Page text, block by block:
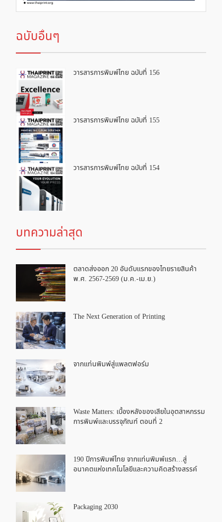
ฉบับอื่นๆ
วารสารการพิมพ์ไทย ฉบับที่ 156
วารสารการพิมพ์ไทย ฉบับที่ 155
วารสารการพิมพ์ไทย ฉบับที่ 154
บทความล่าสุด
ตลาดส่งออก 20 อันดับแรกของไทยรายสินค้า
พ.ศ. 2567-2569 (ม.ค.-เม.ย.)
The Next Generation of Printing
จากแท่นพิมพ์สู่แพลตฟอร์ม
Waste Matters: เบื้องหลังของเสียในอุตสาหกรรม
การพิมพ์และบรรจุภัณฑ์ ตอนที่ 2
190 ปีการพิมพ์ไทย จากแท่นพิมพ์แรก…สู่
อนาคตแห่งเทคโนโลยีและความคิดสร้างสรรค์
Packaging 2030